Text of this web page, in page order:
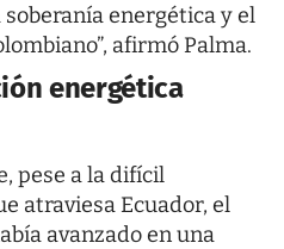
energética y el
afirmó Palma.
energética
pese a la difícil
atraviesa Ecuador, el
avanzado en una